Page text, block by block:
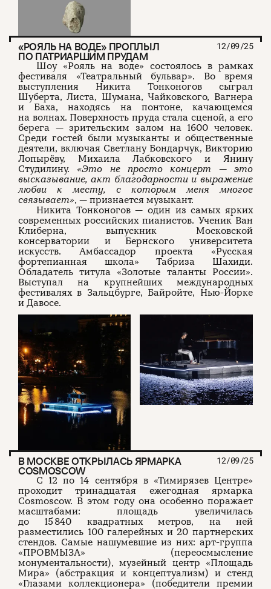
«РОЯЛЬ НА ВОДЕ» ПРОПЛЫЛ
ПО ПАТРИАРШИМ ПРУДАМ
12/09/25
Шоу «Рояль на воде» состоялось в рамках
фестиваля «Театральный бульвар». Во время
выступления Никита Тонконогов сыграл
Шуберта, Листа, Шумана, Чайковского, Вагнера
и Баха, находясь на понтоне, качающемся
на волнах. Поверхность пруда стала сценой, а его
берега — зрительским залом на 1600 человек.
Среди гостей были музыканты и общественные
деятели, включая Светлану Бондарчук, Викторию
Лопырёву, Михаила Лабковского и Янину
Студилину. «Это не просто концерт — это
высказывание, акт благодарности и выражение
любви к месту, с которым меня многое
связывает», — признается музыкант.
Никита Тонконогов — один из самых ярких
современных российских пианистов. Ученик Ван
Клиберна, выпускник Московской
консерватории и Бернского университета
искусств. Амбассадор проекта «Русская
фортепианная школа» Табриза Шахиди.
Обладатель титула «Золотые таланты России».
Выступал на крупнейших международных
фестивалях в Зальцбурге, Байройте, Нью-Йорке
и Давосе.
В МОСКВЕ ОТКРЫЛАСЬ ЯРМАРКА
COSMOSCOW
12/09/25
С 12 по 14 сентября в «Тимирязев Центре»
проходит тринадцатая ежегодная ярмарка
Cosmoscow. В этом году она особенно поражает
масштабами: площадь увеличилась
до 15 840 квадратных метров, на ней
разместились 100 галерейных и 20 партнерских
стендов. Самые нашумевшие из них: арт-группа
«ПРОВМЫЗА» (переосмысление
монументальности), музейный центр «Площадь
Мира» (абстракция и концептуализм) и стенд
«Глазами коллекционера» (победители премии